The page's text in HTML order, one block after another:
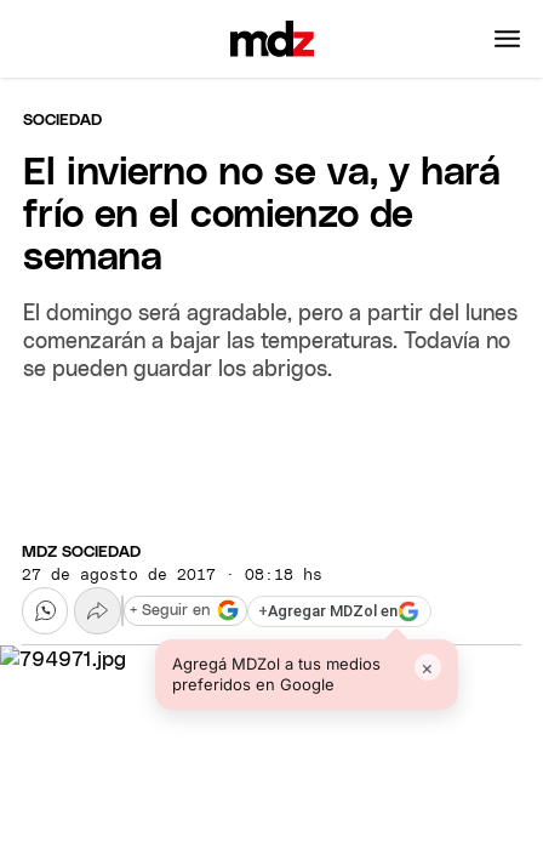
SOCIEDAD
El invierno no se va, y hará
frío en el comienzo de
semana
El domingo será agradable, pero a partir del lunes
comenzarán a bajar las temperaturas. Todavía no
se pueden guardar los abrigos.
MDZ SOCIEDAD
27 de agosto de 2017 · 08:18 hs
+Agregar MDZol en
Agregá MDZol a tus medios
preferidos en Google
×
+ Seguir en